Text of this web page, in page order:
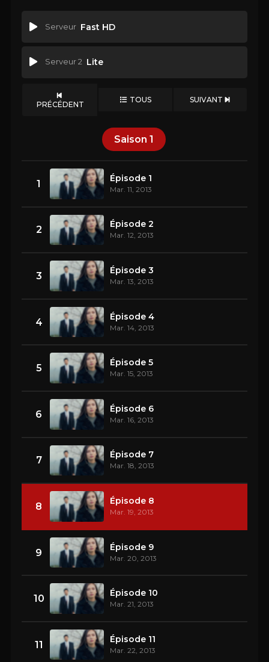
Serveur Fast HD
Serveur 2 Lite
PRÉCÉDENT TOUS SUIVANT
Saison 1
1 Épisode 1
Mar. 11, 2013
2 Épisode 2
Mar. 12, 2013
3 Épisode 3
Mar. 13, 2013
4 Épisode 4
Mar. 14, 2013
5 Épisode 5
Mar. 15, 2013
6 Épisode 6
Mar. 16, 2013
7 Épisode 7
Mar. 18, 2013
8 Épisode 8
Mar. 19, 2013
9 Épisode 9
Mar. 20, 2013
10 Épisode 10
Mar. 21, 2013
11 Épisode 11
Mar. 22, 2013